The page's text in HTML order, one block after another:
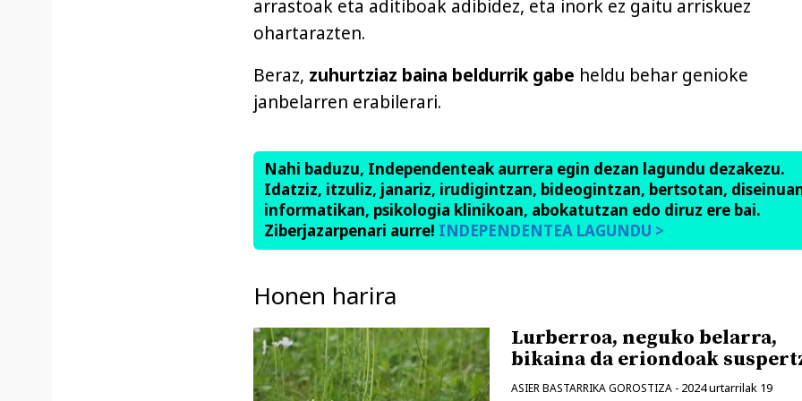
arrastoak eta aditiboak adibidez, eta inork ez gaitu arriskuez
ohartarazten.
Beraz, zuhurtziaz baina beldurrik gabe heldu behar genioke
janbelarren erabilerari.
Nahi baduzu, Independenteak aurrera egin dezan lagundu dezakezu.
Idatziz, itzuliz, janariz, irudigintzan, bideogintzan, bertsotan,
informatikan, psikologia klinikoan, abokatutzan edo diruz ere bai.
Ziberjazarpenari aurre! INDEPENDENTEA LAGUNDU >
Honen harira
Lurberroa, neguko belarra,
bikaina da eriondoak
ASIER BASTARRIKA GOROSTIZA - 2024 urtarrilak 19